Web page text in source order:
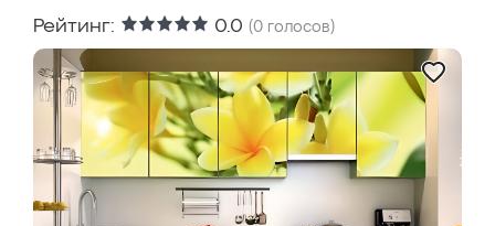
Рейтинг: 0.0 (0 голосов)